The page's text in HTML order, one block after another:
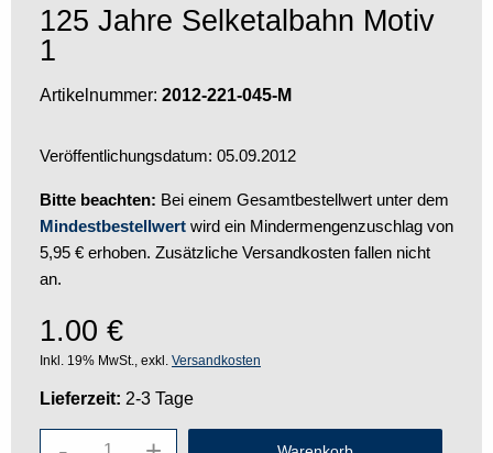
125 Jahre Selketalbahn Motiv
1
Artikelnummer: 2012-221-045-M
Veröffentlichungsdatum: 05.09.2012
Bitte beachten: Bei einem Gesamtbestellwert unter dem
Mindestbestellwert wird ein Mindermengenzuschlag von
5,95 € erhoben. Zusätzliche Versandkosten fallen nicht
an.
1.00 €
Inkl. 19% MwSt., exkl. Versandkosten
Lieferzeit: 2-3 Tage